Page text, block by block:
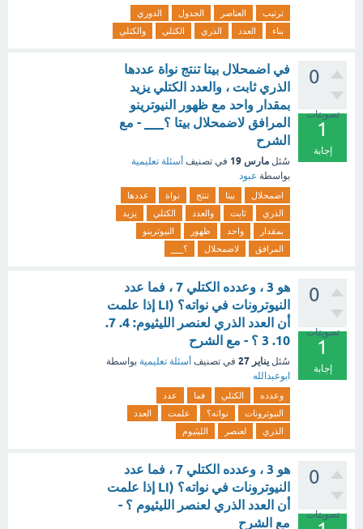
ترتيب العناصر الجدول
الدوري
بناء
العدد الذري الكتلي والكتلي
0
تصويتات
1
إجابة
في اضمحلال بيتا تنتج نواة عددها
الذري ثابت ، والعدد الكتلي يزيد
بمقدار واحد مع ظهور النيوترينو
المرافق لاضمحلال بيتا ؟___ - مع
الشرح
سُئل مارس 19 في تصنيف أسئلة تعليمية
بواسطة عبود
اضمحلال بيتا تنتج نواة
عددها
الذري
ثابت والعدد الكتلي
يزيد
بمقدار
واحد ظهور
النيوترينو
المرافق
لاضمحلال ؟___
0
تصويتات
1
إجابة
هو 3 ، وعدده الكتلي 7 ، فما عدد
النيوترونات في نواته؟ (Li إذا علمت
أن العدد الذري لعنصر الليثيوم: 4. 7.
10. 3 ؟ - مع الشرح
سُئل يناير 27 في تصنيف أسئلة تعليمية بواسطة
ابوعبدالله
وعدده الكتلي فما
عدد
النيوترونات
نواته؟ علمت
العدد
الذري
لعنصر الليثيوم
0
تصويتات
هو 3 ، وعدده الكتلي 7 ، فما عدد
النيوترونات في نواته؟ (Li إذا علمت
أن العدد الذري لعنصر الليثيوم ؟ -
مع الشرح